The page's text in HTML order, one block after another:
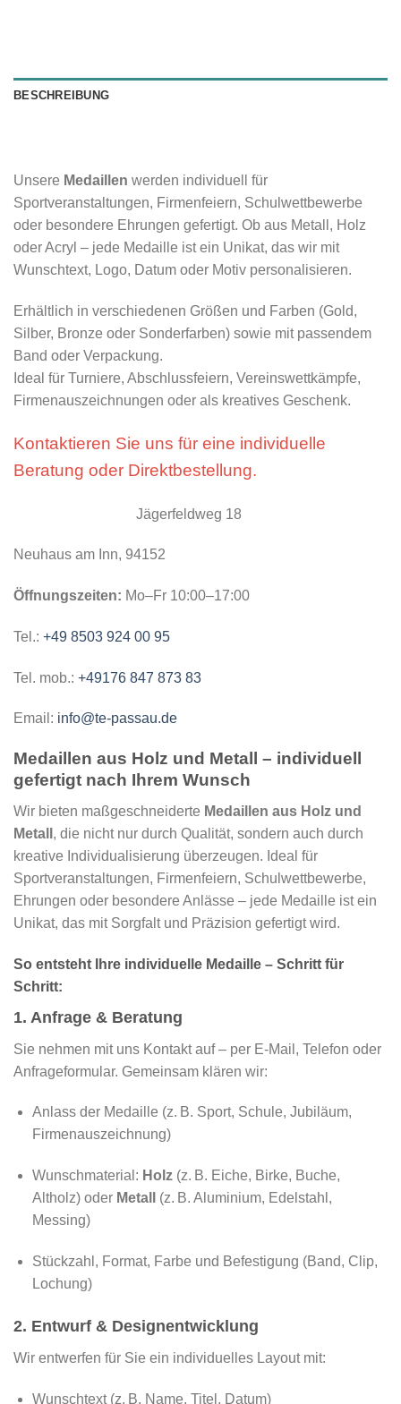
BESCHREIBUNG
Unsere Medaillen werden individuell für
Sportveranstaltungen, Firmenfeiern, Schulwettbewerbe
oder besondere Ehrungen gefertigt. Ob aus Metall, Holz
oder Acryl – jede Medaille ist ein Unikat, das wir mit
Wunschtext, Logo, Datum oder Motiv personalisieren.
Erhältlich in verschiedenen Größen und Farben (Gold,
Silber, Bronze oder Sonderfarben) sowie mit passendem
Band oder Verpackung.
Ideal für Turniere, Abschlussfeiern, Vereinswettkämpfe,
Firmenauszeichnungen oder als kreatives Geschenk.
Kontaktieren Sie uns für eine individuelle
Beratung oder Direktbestellung.
Jägerfeldweg 18
Neuhaus am Inn, 94152
Öffnungszeiten: Mo–Fr 10:00–17:00
Tel.: +49 8503 924 00 95
Tel. mob.: +49176 847 873 83
Email: info@te-passau.de
Medaillen aus Holz und Metall – individuell
gefertigt nach Ihrem Wunsch
Wir bieten maßgeschneiderte Medaillen aus Holz und
Metall , die nicht nur durch Qualität, sondern auch durch
kreative Individualisierung überzeugen. Ideal für
Sportveranstaltungen, Firmenfeiern, Schulwettbewerbe,
Ehrungen oder besondere Anlässe – jede Medaille ist ein
Unikat, das mit Sorgfalt und Präzision gefertigt wird.
So entsteht Ihre individuelle Medaille – Schritt für
Schritt:
1. Anfrage & Beratung
Sie nehmen mit uns Kontakt auf – per E-Mail, Telefon oder
Anfrageformular. Gemeinsam klären wir:
Anlass der Medaille (z. B. Sport, Schule, Jubiläum,
Firmenauszeichnung)
Wunschmaterial: Holz(z. B. Eiche, Birke, Buche,
Altholz) oder Metall
(z. B. Aluminium, Edelstahl,
Messing)
Stückzahl, Format, Farbe und Befestigung (Band, Clip,
Lochung)
2. Entwurf & Designentwicklung
Wir entwerfen für Sie ein individuelles Layout mit:
Wunschtext (z. B. Name, Titel, Datum)